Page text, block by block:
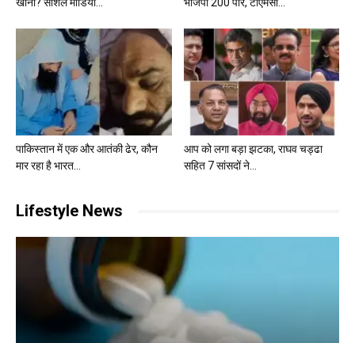
पाकिस्तान में एक और आतंकी ढेर, कौन
मार रहा है भारत...
आप को लगा बड़ा झटका, राघव चड्ढा
सहित 7 सांसदों ने...
Lifestyle News